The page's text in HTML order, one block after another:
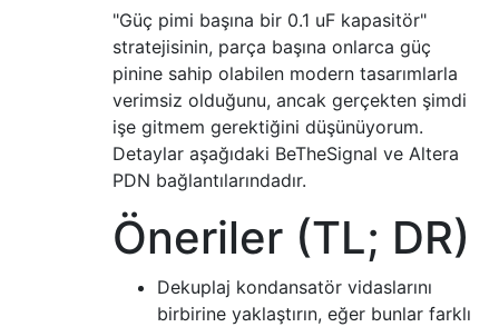
"Güç pimi başına bir 0.1 uF kapasitör"
stratejisinin, parça başına onlarca güç
pinine sahip olabilen modern tasarımlarla
verimsiz olduğunu, ancak gerçekten şimdi
işe gitmem gerektiğini düşünüyorum.
Detaylar aşağıdaki BeTheSignal ve Altera
PDN bağlantılarındadır.
Öneriler (TL; DR)
Dekuplaj kondansatör vidaslarını
birbirine yaklaştırın, eğer bunlar farklı